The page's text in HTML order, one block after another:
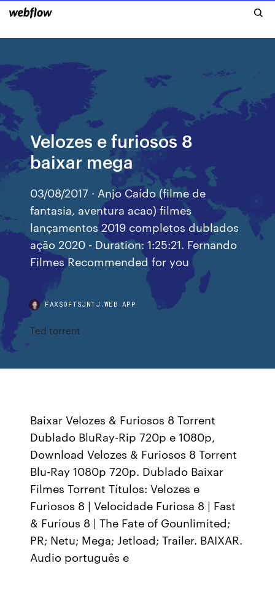
Velozes e furiosos 8
baixar mega
03/08/2017 · Anjo Caído (filme de
fantasia, aventura acao) filmes
lançamentos 2019 completos dublados
ação 2020 - Duration: 1:25:21. Fernando
Filmes Recommended for you
FAXSOFTSJNTJ.WEB.APP
Ted torrent
Baixar Velozes & Furiosos 8 Torrent
Dublado BluRay-Rip 720p e 1080p,
Download Velozes & Furiosos 8 Torrent
Blu-Ray 1080p 720p. Dublado Baixar
Filmes Torrent Títulos: Velozes e
Furiosos 8 | Velocidade Furiosa 8 | Fast
& Furious 8 | The Fate of Gounlimited;
PR; Netu; Mega; Jetload; Trailer. BAIXAR.
Audio português e